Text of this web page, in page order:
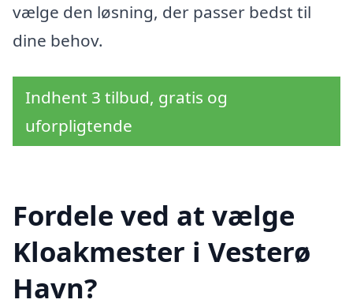
vælge den løsning, der passer bedst til
dine behov.
Indhent 3 tilbud, gratis og
uforpligtende
Fordele ved at vælge
Kloakmester i Vesterø
Havn?